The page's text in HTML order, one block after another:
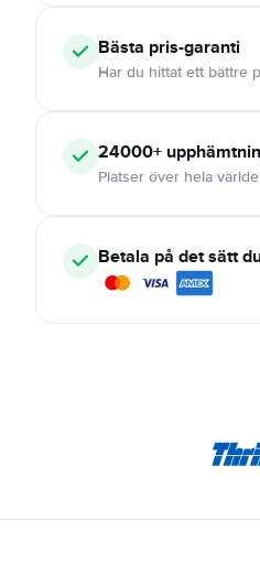
Bästa pris-garanti
Har du hittat ett bättre
24000+
Platser över hela
Betala på det sätt